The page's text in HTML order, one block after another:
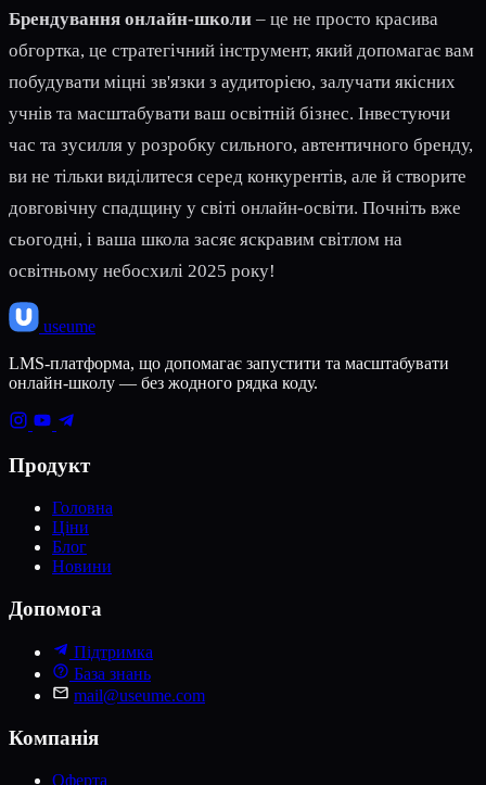
Брендування онлайн-школи – це не просто красива
обгортка, це стратегічний інструмент, який допомагає вам
побудувати міцні зв'язки з аудиторією, залучати якісних
учнів та масштабувати ваш освітній бізнес. Інвестуючи
час та зусилля у розробку сильного, автентичного бренду,
ви не тільки виділитеся серед конкурентів, але й створите
довговічну спадщину у світі онлайн-освіти. Почніть вже
сьогодні, і ваша школа засяє яскравим світлом на
освітньому небосхилі 2025 року!
useume
LMS-платформа, що допомагає запустити та масштабувати
онлайн-школу — без жодного рядка коду.
Продукт
Головна
Ціни
Блог
Новини
Допомога
Підтримка
База знань
mail@useume.com
Компанія
Оферта